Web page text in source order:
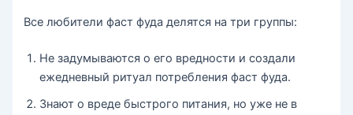
Все любители фаст фуда делятся на три группы:
Не задумываются о его вредности и создали
ежедневный ритуал потребления фаст фуда.
Знают о вреде быстрого питания, но уже не в